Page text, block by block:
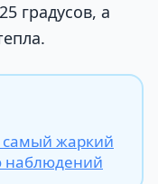
градусов, а
самый жаркий
наблюдений